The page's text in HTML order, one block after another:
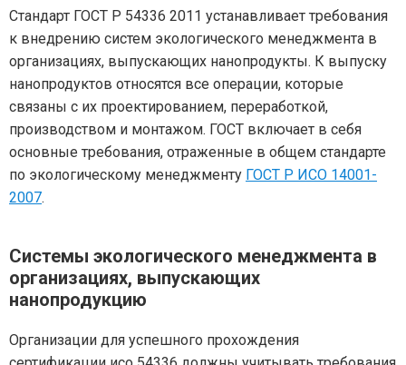
Стандарт ГОСТ Р 54336 2011 устанавливает требования
к внедрению систем экологического менеджмента в
организациях, выпускающих нанопродукты. К выпуску
нанопродуктов относятся все операции, которые
связаны с их проектированием, переработкой,
производством и монтажом. ГОСТ включает в себя
основные требования, отраженные в общем стандарте
по экологическому менеджменту ГОСТ Р ИСО 14001-
2007.
Системы экологического менеджмента в
организациях, выпускающих
нанопродукцию
Организации для успешного прохождения